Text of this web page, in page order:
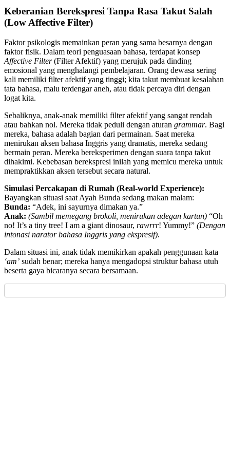
Keberanian Berekspresi Tanpa Rasa Takut Salah
(Low Affective Filter)
Faktor psikologis memainkan peran yang sama besarnya dengan
faktor fisik. Dalam teori penguasaan bahasa, terdapat konsep
Affective Filter(Filter Afektif) yang merujuk pada dinding
emosional yang menghalangi pembelajaran. Orang dewasa sering
kali memiliki filter afektif yang tinggi; kita takut membuat kesalahan
tata bahasa, malu terdengar aneh, atau tidak percaya diri dengan
logat kita.
Sebaliknya, anak-anak memiliki filter afektif yang sangat rendah
atau bahkan nol. Mereka tidak peduli dengan aturan grammar. Bagi
mereka, bahasa adalah bagian dari permainan. Saat mereka
menirukan aksen bahasa Inggris yang dramatis, mereka sedang
bermain peran. Mereka bereksperimen dengan suara tanpa takut
dihakimi. Kebebasan berekspresi inilah yang memicu mereka untuk
mempraktikkan aksen tersebut secara natural.
Simulasi Percakapan di Rumah (Real-world Experience):
Bayangkan situasi saat Ayah Bunda sedang makan malam:
Bunda: “Adek, ini sayurnya dimakan ya.”
Anak: (Sambil memegang brokoli, menirukan adegan kartun) “Oh
no! It’s a tiny tree! I am a giant dinosaur, rawrrr! Yummy!” (Dengan
intonasi narator bahasa Inggris yang ekspresif).
Dalam situasi ini, anak tidak memikirkan apakah penggunaan kata
‘am’ sudah benar; mereka hanya mengadopsi struktur bahasa utuh
beserta gaya bicaranya secara bersamaan.